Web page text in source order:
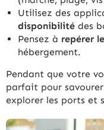
Utilisez des
disponibilité des
Pensez à repérer
hébergement.
Pendant que votre
parfait pour
explorer les ports et